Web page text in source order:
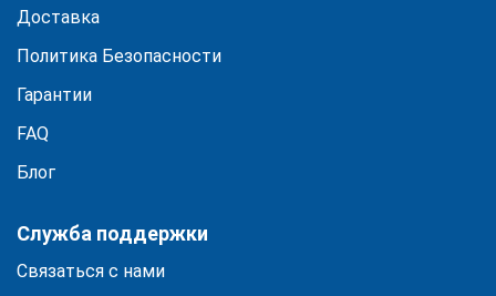
Доставка
Политика Безопасности
Гарантии
FAQ
Блог
Служба поддержки
Связаться с нами